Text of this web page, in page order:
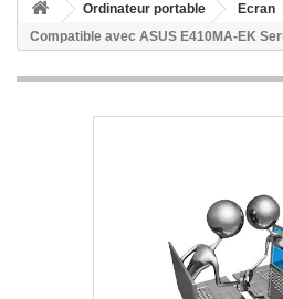
Ordinateur portable Ecran
Compatible avec ASUS E410MA-EK